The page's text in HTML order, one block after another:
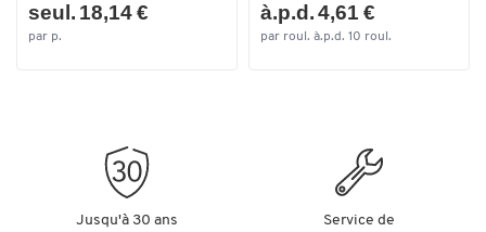
seul. 18,14 €
par p.
à.p.d. 4,61 €
par roul. à.p.d. 10 roul.
Jusqu'à 30 ans
Service de